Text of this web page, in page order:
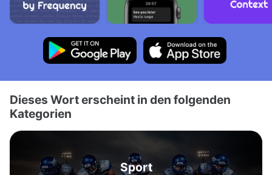
Dieses Wort erscheint in den folgenden
Kategorien
Sport